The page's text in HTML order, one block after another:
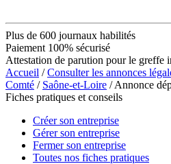
Plus de 600 journaux habilités
Paiement 100% sécurisé
Attestation de parution pour le greffe
Accueil /Consulter les annonces
Comté / Saône-et-Loire / Annonce
Fiches pratiques et conseils
Créer son entreprise
Gérer son entreprise
Fermer son entreprise
Toutes nos fiches pratiques